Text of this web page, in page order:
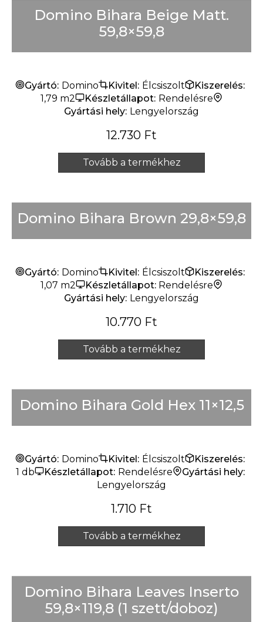
Domino Bihara Beige Matt.
59,8×59,8
Gyártó: Domino Kivitel: Élcsiszolt
Kiszerelés:
1,79 m2
Készletállapot: Rendelésre
Gyártási hely: Lengyelország
12.730 Ft
Tovább a termékhez
Domino Bihara Brown 29,8×59,8
Gyártó: Domino Kivitel: Élcsiszolt
Kiszerelés:
1,07 m2
Készletállapot: Rendelésre
Gyártási hely: Lengyelország
10.770 Ft
Tovább a termékhez
Domino Bihara Gold Hex 11×12,5
Gyártó: Domino Kivitel: Élcsiszolt
Kiszerelés:
1 db
Készletállapot: Rendelésre
Gyártási hely:
Lengyelország
1.710 Ft
Tovább a termékhez
Domino Bihara Leaves Inserto
59,8×119,8 (1 szett/doboz)